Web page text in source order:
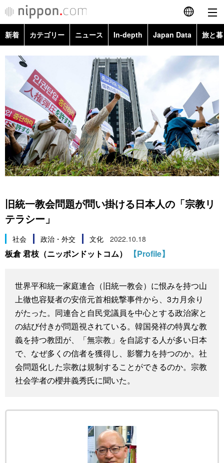
English
简体字
繁體字
Français
Español
العربية
カテゴリー
政治・外交
経済・ビジネス
社会
文化
暮らし
スポーツ・東京2020
ニュース
トップ
In-depth
旅と暮らし
動画/Live
Cinema
Topics
Images
People
東京
新着 カテゴリー ニュース In-depth Japan Data 旅と
政治・外交
経済・ビジネス
国際・海外
社会
文化
暮らし
スポーツ・東京2020
Topics
Images
People
東京
お知らせ
旧統一教会問題が問い掛ける日本人の「宗教リ
テラシー」
社会 政治・外交 文化 2022.10.18
板倉 君枝（ニッポンドットコム） 【Profile】
世界平和統一家庭連合（旧統一教会）に恨みを持つ山
上徹也容疑者の安倍元首相銃撃事件から、3カ月余り
がたった。同連合と自民党議員を中心とする政治家と
の結び付きが問題視されている。韓国発祥の特異な教
義を持つ教団が、「無宗教」を自認する人が多い日本
で、なぜ多くの信者を獲得し、影響力を持つのか。社
会問題化した宗教は規制することができるのか。宗教
社会学者の櫻井義秀氏に聞いた。